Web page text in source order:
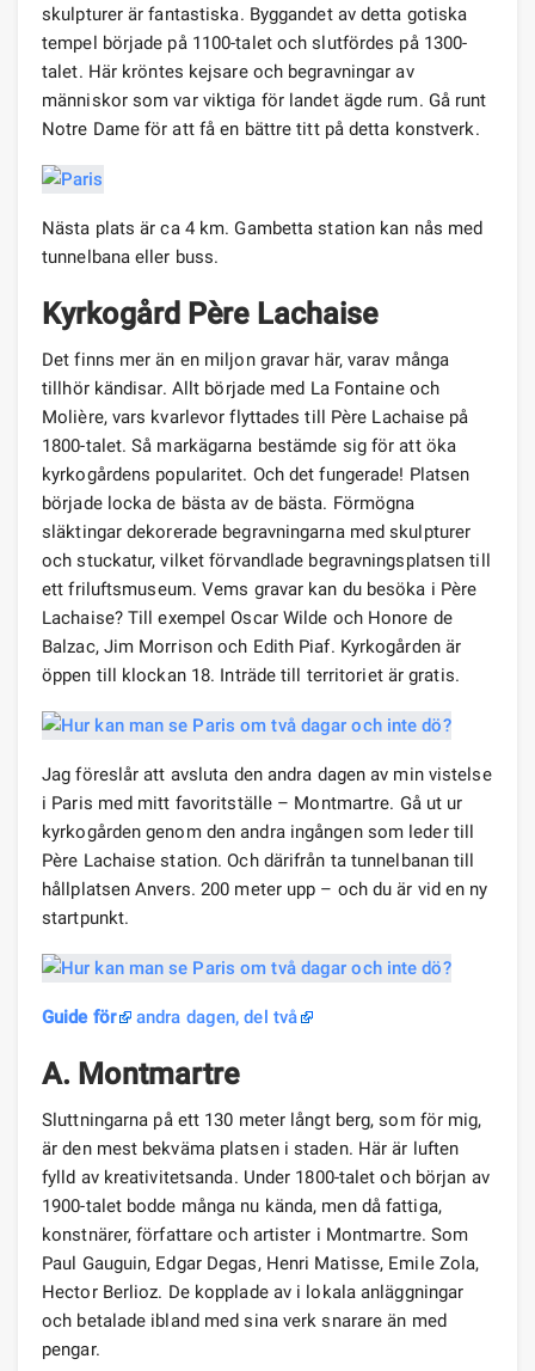
skulpturer är fantastiska. Byggandet av detta gotiska
tempel började på 1100-talet och slutfördes på 1300-
talet. Här kröntes kejsare och begravningar av
människor som var viktiga för landet ägde rum. Gå runt
Notre Dame för att få en bättre titt på detta konstverk.
Nästa plats är ca 4 km. Gambetta station kan nås med
tunnelbana eller buss.
Kyrkogård Père Lachaise
Det finns mer än en miljon gravar här, varav många
tillhör kändisar. Allt började med La Fontaine och
Molière, vars kvarlevor flyttades till Père Lachaise på
1800-talet. Så markägarna bestämde sig för att öka
kyrkogårdens popularitet. Och det fungerade! Platsen
började locka de bästa av de bästa. Förmögna
släktingar dekorerade begravningarna med skulpturer
och stuckatur, vilket förvandlade begravningsplatsen till
ett friluftsmuseum. Vems gravar kan du besöka i Père
Lachaise? Till exempel Oscar Wilde och Honore de
Balzac, Jim Morrison och Edith Piaf. Kyrkogården är
öppen till klockan 18. Inträde till territoriet är gratis.
Jag föreslår att avsluta den andra dagen av min vistelse
i Paris med mitt favoritställe – Montmartre. Gå ut ur
kyrkogården genom den andra ingången som leder till
Père Lachaise station. Och därifrån ta tunnelbanan till
hållplatsen Anvers. 200 meter upp – och du är vid en ny
startpunkt.
Guide för andra dagen, del två
A. Montmartre
Sluttningarna på ett 130 meter långt berg, som för mig,
är den mest bekväma platsen i staden. Här är luften
fylld av kreativitetsanda. Under 1800-talet och början av
1900-talet bodde många nu kända, men då fattiga,
konstnärer, författare och artister i Montmartre. Som
Paul Gauguin, Edgar Degas, Henri Matisse, Emile Zola,
Hector Berlioz. De kopplade av i lokala anläggningar
och betalade ibland med sina verk snarare än med
pengar.